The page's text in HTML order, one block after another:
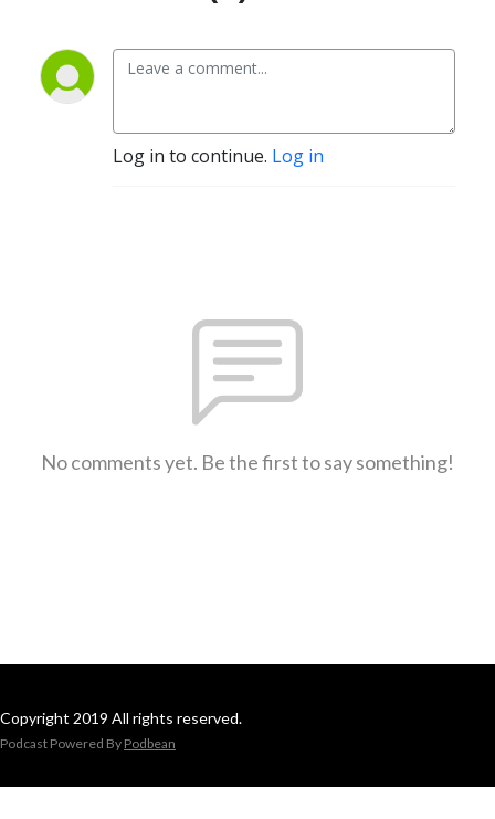
Log in to continue. Log in
No comments yet. Be the first to say something!
Copyright 2019 All rights reserved.
Podcast Powered By Podbean